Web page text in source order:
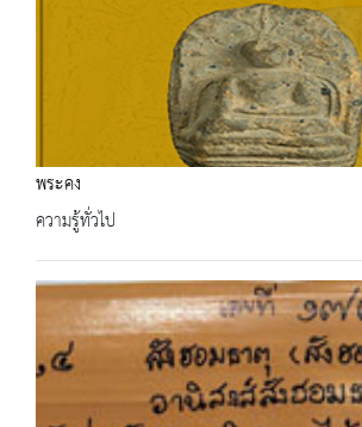
พระคง
ความรู้ทั่วไป